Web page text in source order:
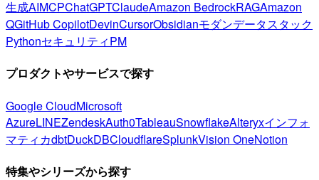
生成AIMCPChatGPTClaudeAmazon BedrockRAGAmazon
QGitHub CopilotDevinCursorObsidianモダンデータスタック
PythonセキュリティPM
プロダクトやサービスで探す
Google CloudMicrosoft
AzureLINEZendeskAuth0TableauSnowflakeAlteryxインフォ
マティカdbtDuckDBCloudflareSplunkVision OneNotion
特集やシリーズから探す